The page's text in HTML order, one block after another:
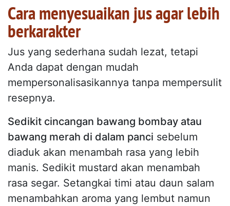
Cara menyesuaikan jus agar lebih
berkarakter
Jus yang sederhana sudah lezat, tetapi
Anda dapat dengan mudah
mempersonalisasikannya tanpa mempersulit
resepnya.
Sedikit cincangan bawang bombay atau
bawang merah di dalam panci sebelum
diaduk akan menambah rasa yang lebih
manis. Sedikit mustard akan menambah
rasa segar. Setangkai timi atau daun salam
menambahkan aroma yang lembut namun